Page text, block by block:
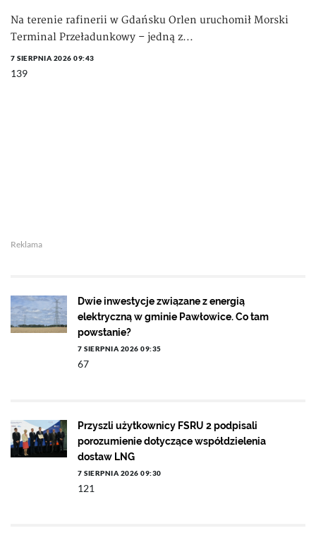
Na terenie rafinerii w Gdańsku Orlen uruchomił Morski
Terminal Przeładunkowy – jedną z...
7 SIERPNIA 2026 09:43
139
Reklama
Dwie inwestycje związane z energią
elektryczną w gminie Pawłowice. Co tam
powstanie?
7 SIERPNIA 2026 09:35
67
Przyszli użytkownicy FSRU 2 podpisali
porozumienie dotyczące współdzielenia
dostaw LNG
7 SIERPNIA 2026 09:30
121